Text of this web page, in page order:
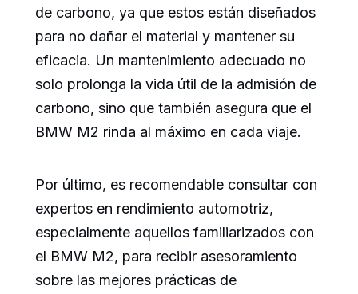
de carbono, ya que estos están diseñados
para no dañar el material y mantener su
eficacia. Un mantenimiento adecuado no
solo prolonga la vida útil de la admisión de
carbono, sino que también asegura que el
BMW M2 rinda al máximo en cada viaje.
Por último, es recomendable consultar con
expertos en rendimiento automotriz,
especialmente aquellos familiarizados con
el BMW M2, para recibir asesoramiento
sobre las mejores prácticas de